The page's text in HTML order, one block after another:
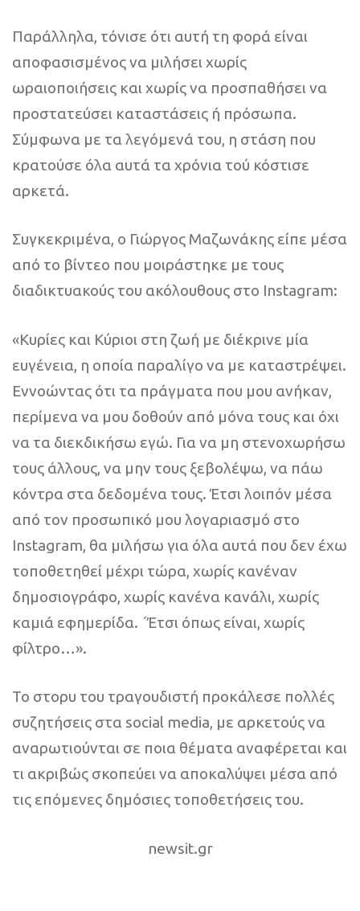
Παράλληλα, τόνισε ότι αυτή τη φορά είναι
αποφασισμένος να μιλήσει χωρίς
ωραιοποιήσεις και χωρίς να προσπαθήσει να
προστατεύσει καταστάσεις ή πρόσωπα.
Σύμφωνα με τα λεγόμενά του, η στάση που
κρατούσε όλα αυτά τα χρόνια τού κόστισε
αρκετά.
Συγκεκριμένα, ο Γιώργος Μαζωνάκης είπε μέσα
από το βίντεο που μοιράστηκε με τους
διαδικτυακούς του ακόλουθους στο Instagram:
«Κυρίες και Κύριοι στη ζωή με διέκρινε μία
ευγένεια, η οποία παραλίγο να με καταστρέψει.
Εννοώντας ότι τα πράγματα που μου ανήκαν,
περίμενα να μου δοθούν από μόνα τους και όχι
να τα διεκδικήσω εγώ. Για να μη στενοχωρήσω
τους άλλους, να μην τους ξεβολέψω, να πάω
κόντρα στα δεδομένα τους. Έτσι λοιπόν μέσα
από τον προσωπικό μου λογαριασμό στο
Instagram, θα μιλήσω για όλα αυτά που δεν έχω
τοποθετηθεί μέχρι τώρα, χωρίς κανέναν
δημοσιογράφο, χωρίς κανένα κανάλι, χωρίς
καμιά εφημερίδα. ΄Έτσι όπως είναι, χωρίς
φίλτρο…».
To στορυ του τραγουδιστή προκάλεσε πολλές
συζητήσεις στα social media, με αρκετούς να
αναρωτιούνται σε ποια θέματα αναφέρεται και
τι ακριβώς σκοπεύει να αποκαλύψει μέσα από
τις επόμενες δημόσιες τοποθετήσεις του.
newsit.gr